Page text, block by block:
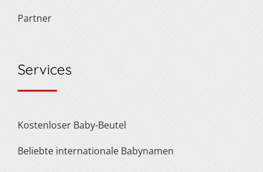
Partner
Services
Kostenloser Baby-Beutel
Beliebte internationale Babynamen